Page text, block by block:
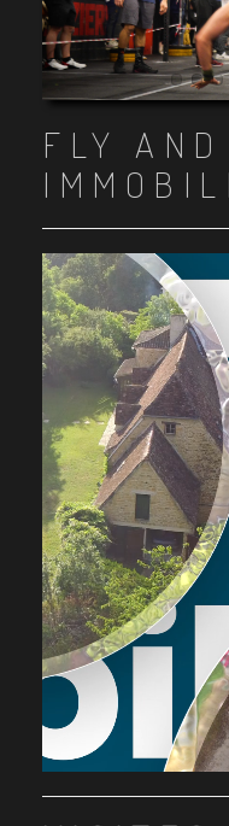
FLY